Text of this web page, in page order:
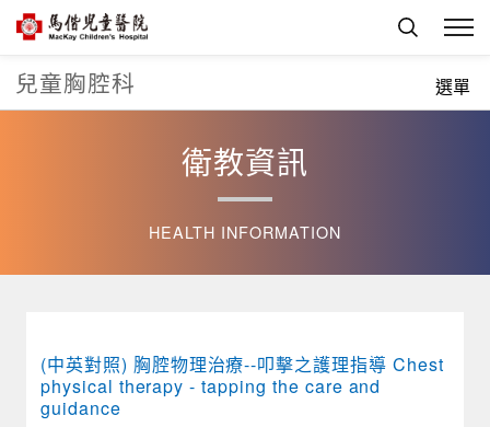
首頁 兒童胸腔科
兒童胸腔科 選單
衛教資訊
HEALTH INFORMATION
(中英對照) 胸腔物理治療--叩擊之護理指導 Chest
physical therapy - tapping the care and
guidance